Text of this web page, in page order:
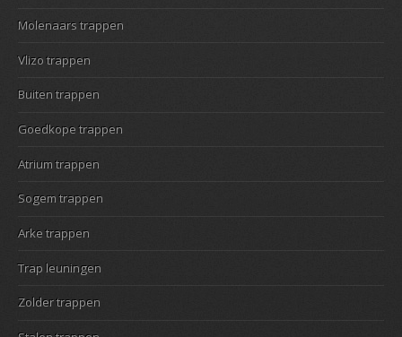
Molenaars trappen
Vlizo trappen
Buiten trappen
Goedkope trappen
Atrium trappen
Sogem trappen
Arke trappen
Trap leuningen
Zolder trappen